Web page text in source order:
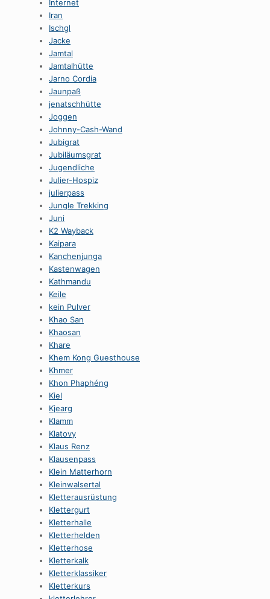
Internet
Iran
Ischgl
Jacke
Jamtal
Jamtalhütte
Jarno Cordia
Jaunpaß
jenatschhütte
Joggen
Johnny-Cash-Wand
Jubigrat
Jubiläumsgrat
Jugendliche
Julier-Hospiz
julierpass
Jungle Trekking
Juni
K2 Wayback
Kaipara
Kanchenjunga
Kastenwagen
Kathmandu
Keile
kein Pulver
Khao San
Khaosan
Khare
Khem Kong Guesthouse
Khmer
Khon Phaphéng
Kiel
Kjearg
Klamm
Klatovy
Klaus Renz
Klausenpass
Klein Matterhorn
Kleinwalsertal
Kletterausrüstung
Klettergurt
Kletterhalle
Kletterhelden
Kletterhose
Kletterkalk
Kletterklassiker
Kletterkurs